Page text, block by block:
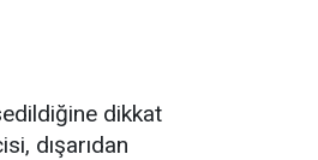
dikkat
dışarıdan